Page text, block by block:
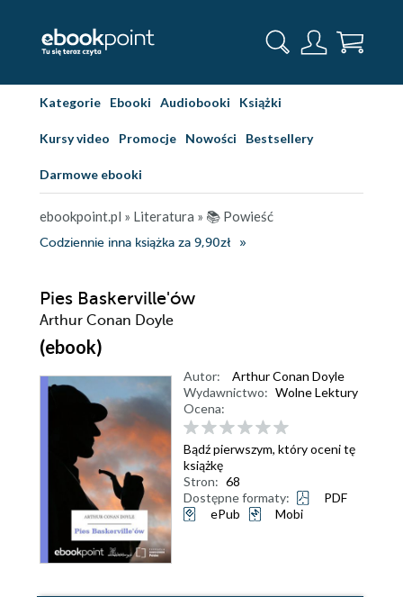
Kategorie Ebooki Audiobooki Książki
Kursy video Promocje Nowości Bestsellery
Darmowe ebooki
ebookpoint.pl » Literatura » 📚 Powieść
Codziennie inna książka za 9,90zł
Pies Baskerville'ów
Arthur Conan Doyle
(ebook)
Autor:
Arthur Conan Doyle
Wydawnictwo: Wolne Lektury
Ocena:
Bądź pierwszym, który oceni tę
książkę
Stron: 68
Dostępne formaty:
PDF
ePub
Mobi